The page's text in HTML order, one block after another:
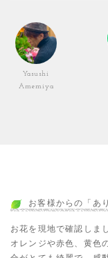
Yasushi
Amemiya
お客様からの「あ
お花を現地で確認しま
オレンジや赤色、黄色